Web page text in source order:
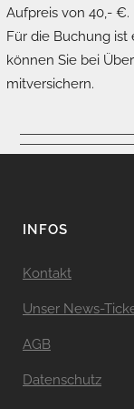
Aufpreis von 40,- €.
Für die Buchung ist
können Sie bei
mitversichern.
INFOS
Kontakt
Unser News-
AGB
Datenschutz